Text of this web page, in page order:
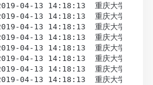
04-13 14:18:13  重庆大
04-13 14:18:13  重庆大
04-13 14:18:13  重庆大
04-13 14:18:13  重庆大
04-13 14:18:13  重庆大
04-13 14:18:13  重庆大
04-13 14:18:13  重庆大
04-13 14:18:13  重庆大